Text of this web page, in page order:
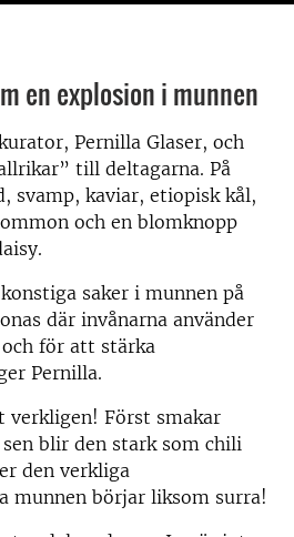
en explosion i munnen
Pernilla Glaser, och
till deltagarna. På
svamp, kaviar, etiopisk kål,
och en blomknopp
saker i munnen på
där invånarna använder
för att stärka
Pernilla.
verkligen! Först smakar
blir den stark som chili
den verkliga
munnen börjar liksom surra!